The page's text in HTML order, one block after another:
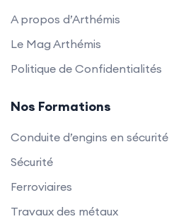
A propos d’Arthémis
Le Mag Arthémis
Politique de Confidentialités
Nos Formations
Conduite d’engins en sécurité
Sécurité
Ferroviaires
Travaux des métaux